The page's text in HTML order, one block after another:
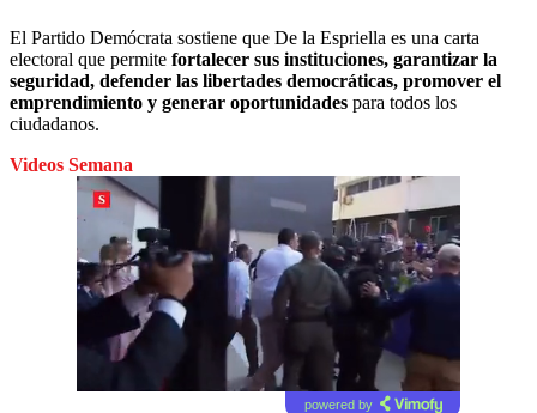
El Partido Demócrata sostiene que De la Espriella es una carta
electoral que permite fortalecer sus instituciones, garantizar la
seguridad, defender las libertades democráticas, promover el
emprendimiento y generar oportunidades para todos los
ciudadanos.
Videos Semana
powered by